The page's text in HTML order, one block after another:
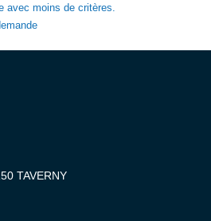
avec moins de critères.
TAVERNY